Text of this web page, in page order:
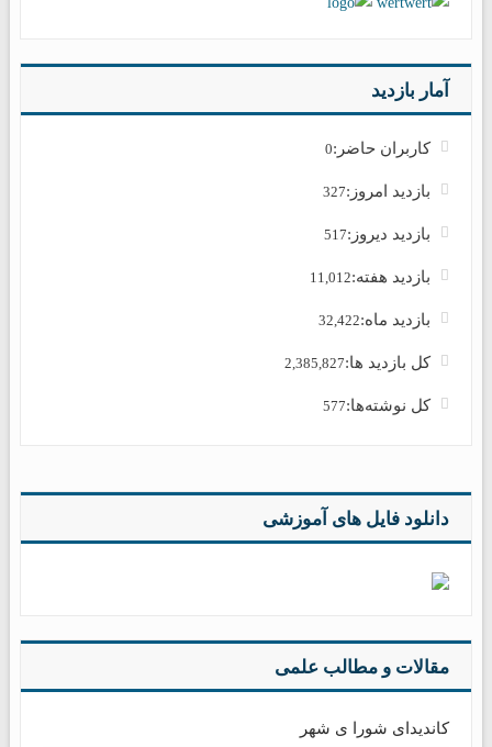
آمار بازدید
کاربران حاضر:0
بازدید امروز:327
بازدید دیروز:517
بازدید هفته:11,012
بازدید ماه:32,422
کل بازدید ها:2,385,827
کل نوشته‌ها:577
دانلود فایل های آموزشی
مقالات و مطالب علمی
کاندیدای شورا ی شهر